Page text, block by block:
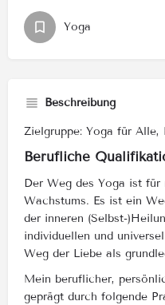
Yoga
Beschreibung
Zielgruppe: Yoga für Alle,
Berufliche
Der Weg des Yoga ist
Wachstums. Es ist ein
der inneren (Selbst-
individuellen und
Weg der Liebe als
Mein beruflicher,
geprägt durch folgende